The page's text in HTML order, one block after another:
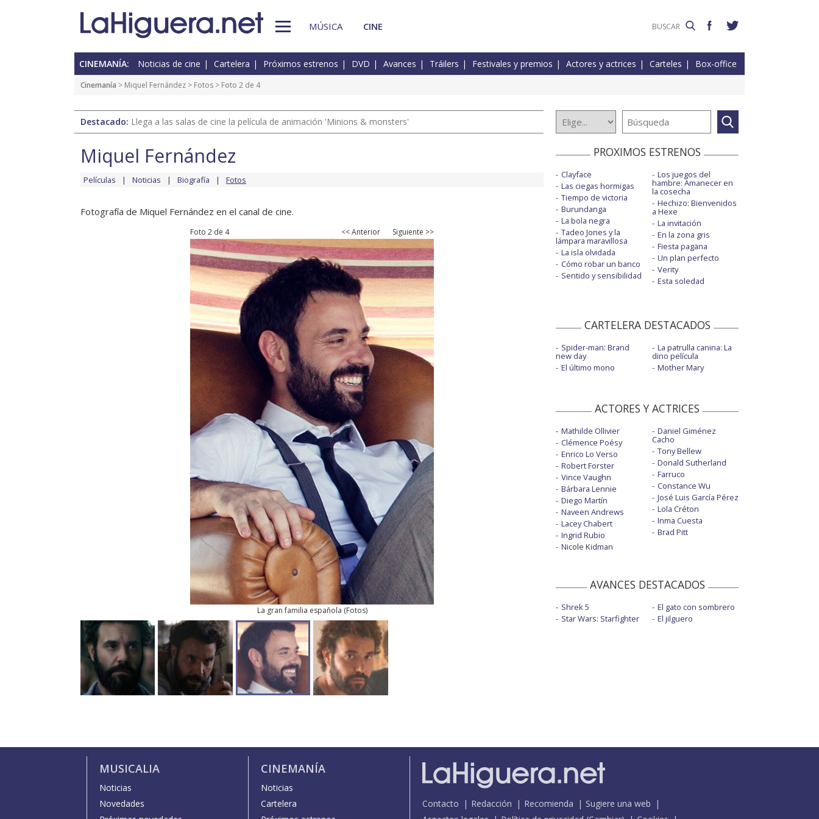
MÚSICA CINE
CINEMANÍA: Noticias de cine Cartelera Próximos estrenos DVD Avances Tráilers Festivales y premios Actores y actrices Carteles Box-office
Cinemanía > Miquel Fernández > Fotos > Foto 2 de 4
Destacado: Llega a las salas de cine la película de animación 'Minions & monsters'
Miquel Fernández
Películas Noticias Biografía Fotos
Fotografía de Miquel Fernández en el canal de cine.
Foto 2 de 4 << Anterior Siguiente >>
La gran familia española (Fotos)
PROXIMOS ESTRENOS
Clayface
Las ciegas hormigas
Tiempo de victoria
Burundanga
La bola negra
Tadeo Jones y la
lámpara maravillosa
La isla olvidada
Cómo robar un banco
Sentido y sensibilidad
Los juegos del
hambre: Amanecer en
la cosecha
Hechizo: Bienvenidos
a Hexe
La invitación
En la zona gris
Fiesta pagäna
Un plan perfecto
Verity
Esta soledad
CARTELERA DESTACADOS
Spider-man: Brand
new day
El último mono
La patrulla canina: La
dino película
Mother Mary
ACTORES Y ACTRICES
Mathilde Ollivier
Clémence Poésy
Enrico Lo Verso
Robert Forster
Vince Vaughn
Bárbara Lennie
Diego Martín
Naveen Andrews
Lacey Chabert
Ingrid Rubio
Nicole Kidman
Daniel Giménez
Cacho
Tony Bellew
Donald Sutherland
Farruco
Constance Wu
José Luis García Pérez
Lola Créton
Inma Cuesta
Brad Pitt
AVANCES DESTACADOS
Shrek 5
Star Wars: Starfighter
El gato con sombrero
El jilguero
MUSICALIA
Noticias
Novedades
CINEMANÍA
Noticias
Cartelera
Contacto Redacción Recomienda
Sugiere una web